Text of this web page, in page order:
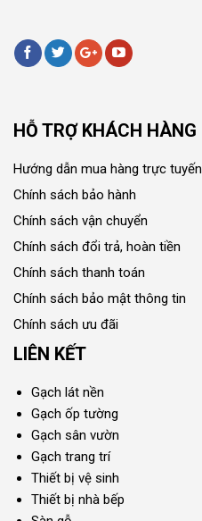
HỖ TRỢ KHÁCH HÀNG
Hướng dẫn mua hàng trực tuyến
Chính sách bảo hành
Chính sách vận chuyển
Chính sách đổi trả, hoàn tiền
Chính sách thanh toán
Chính sách bảo mật thông tin
Chính sách ưu đãi
LIÊN KẾT
Gạch lát nền
Gạch ốp tường
Gạch sân vườn
Gạch trang trí
Thiết bị vệ sinh
Thiết bị nhà bếp